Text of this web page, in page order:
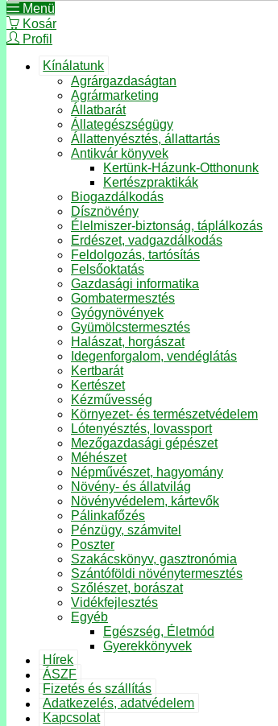
Menü
Kosár
Profil
Kínálatunk
Agrárgazdaságtan
Agrármarketing
Állatbarát
Állategészségügy
Állattenyésztés, állattartás
Antikvár könyvek
Kertünk-Házunk-Otthonunk
Kertészpraktikák
Biogazdálkodás
Dísznövény
Élelmiszer-biztonság, táplálkozás
Erdészet, vadgazdálkodás
Feldolgozás, tartósítás
Felsőoktatás
Gazdasági informatika
Gombatermesztés
Gyógynövények
Gyümölcstermesztés
Halászat, horgászat
Idegenforgalom, vendéglátás
Kertbarát
Kertészet
Kézművesség
Környezet- és természetvédelem
Lótenyésztés, lovassport
Mezőgazdasági gépészet
Méhészet
Népművészet, hagyomány
Növény- és állatvilág
Növényvédelem, kártevők
Pálinkafőzés
Pénzügy, számvitel
Poszter
Szakácskönyv, gasztronómia
Szántóföldi növénytermesztés
Szőlészet, borászat
Vidékfejlesztés
Egyéb
Egészség, Életmód
Gyerekkönyvek
Hírek
ÁSZF
Fizetés és szállítás
Adatkezelés, adatvédelem
Kapcsolat